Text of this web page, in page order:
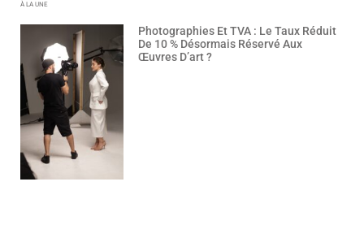
À LA UNE
Photographies Et TVA : Le Taux Réduit
De 10 % Désormais Réservé Aux
Œuvres D’art ?